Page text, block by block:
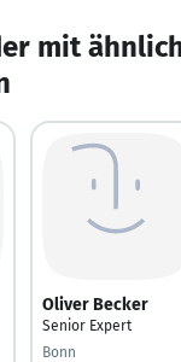
mit
Oliver Becker
Senior Expert
Bonn